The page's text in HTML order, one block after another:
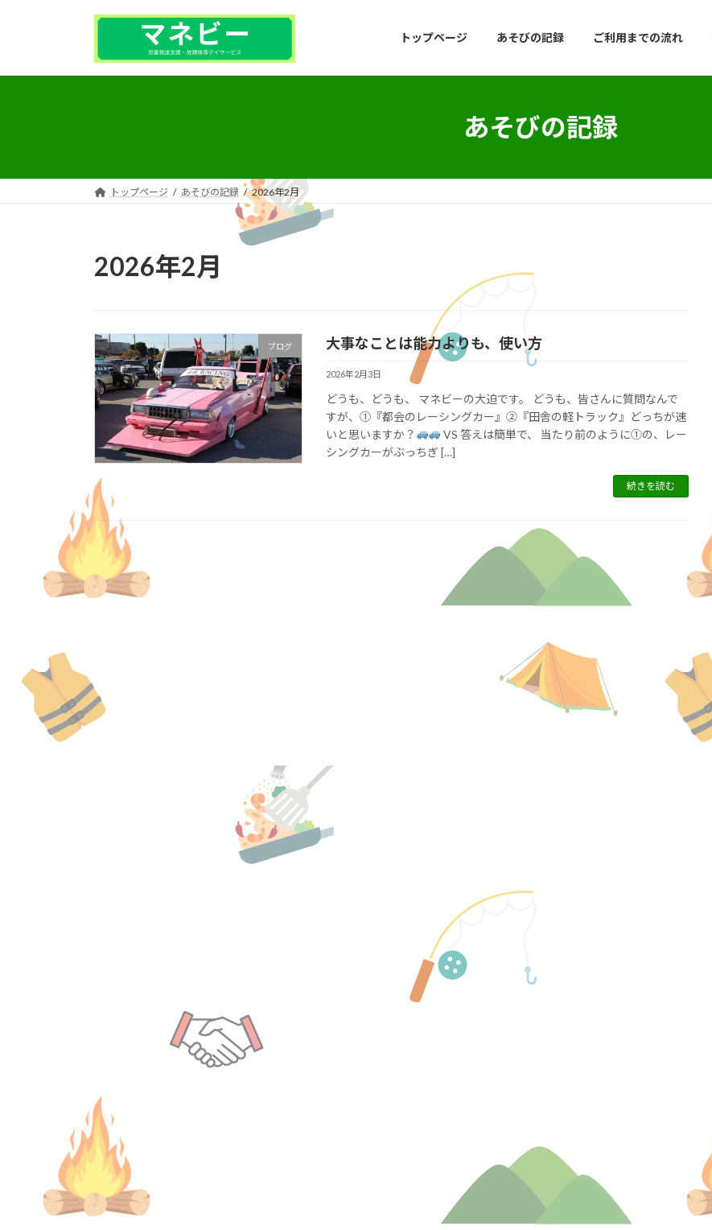
プ
動
トップページ あそびの記録 ご利用までの流れ
あそびの記録
トップページ あそびの記録 2026年2月
2026年2月
ブログ 大事なことは能力よりも、使い方
2026年2月3日
どうも、どうも、 マネビーの大迫です。 どうも、皆さんに質問なんで
すが、①『都会のレーシングカー』②『田舎の軽トラック』どっちが速
いと思いますか？
VS 答えは簡単で、 当たり前のように①の、レー
シングカーがぶっちぎ […]
続きを読む